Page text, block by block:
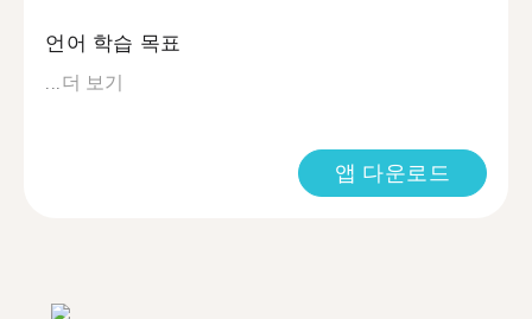
언어 학습 목표
...더 보기
앱 다운로드